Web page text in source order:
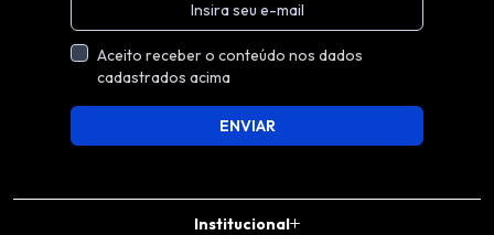
Institucional
Aceito receber o conteúdo nos dados
cadastrados acima
ENVIAR